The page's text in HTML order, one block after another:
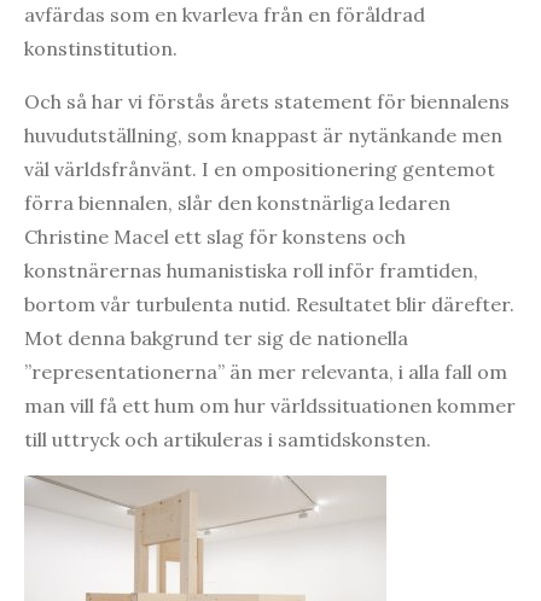
avfärdas som en kvarleva från en föråldrad
konstinstitution.
Och så har vi förstås årets statement för biennalens
huvudutställning, som knappast är nytänkande men
väl världsfrånvänt. I en ompositionering gentemot
förra biennalen, slår den konstnärliga ledaren
Christine Macel ett slag för konstens och
konstnärernas humanistiska roll inför framtiden,
bortom vår turbulenta nutid. Resultatet blir därefter.
Mot denna bakgrund ter sig de nationella
”representationerna” än mer relevanta, i alla fall om
man vill få ett hum om hur världssituationen kommer
till uttryck och artikuleras i samtidskonsten.